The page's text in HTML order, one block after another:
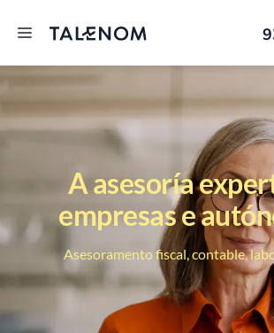
A asesoría
empresas e
Asesoramento fiscal, contable,